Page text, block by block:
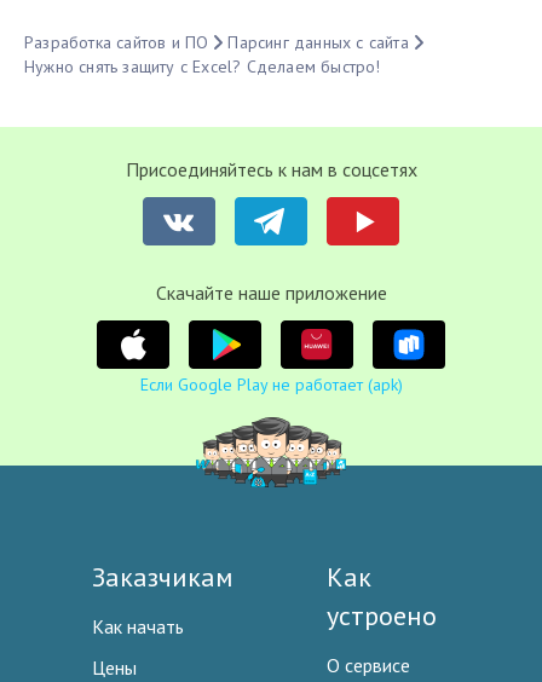
Разработка сайтов и ПО
Парсинг данных с сайта
Нужно снять защиту с Excel? Сделаем быстро!
Присоединяйтесь к нам в соцсетях
Cкачайте наше приложение
Если Google Play не работает (apk)
Заказчикам
Как начать
Цены
Как
устроено
О сервисе